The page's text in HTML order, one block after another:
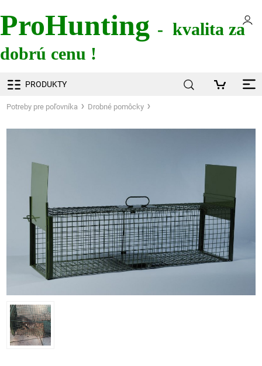
ProHunting - kvalita za
dobrú cenu !
PRODUKTY
Potreby pre poľovníka Drobné pomôcky